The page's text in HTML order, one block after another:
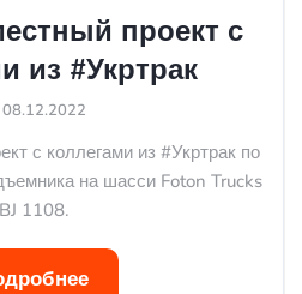
проект с
из #Укртрак
08.12.2022
с коллегами из #Укртрак по
на шасси Foton Trucks
BJ 1108.